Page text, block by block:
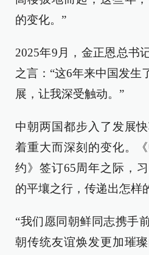
的变化。”
2025年9月，金正恩总书
之言：“这6年来中国发生
展，让我深受触动。”
中朝两国都步入了发展
着重大而深刻的变化。
约》签订65周年之际，
的平壤之行，传递出怎样
“我们愿同朝鲜同志携手
朝传统友谊焕发更加璀